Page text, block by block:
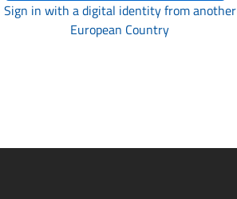
Sign in with a digital identity from another
European Country